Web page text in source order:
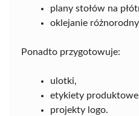
plany stołów na
oklejanie
Ponadto przygotowuje:
ulotki,
etykiety
projekty logo.